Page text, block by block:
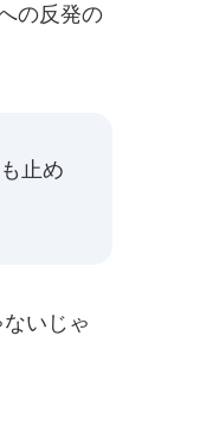
の反発の
止め
いじゃ